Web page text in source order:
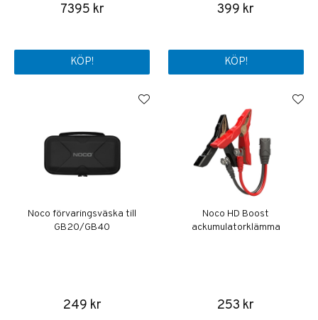
7395 kr
KÖP!
399 kr
KÖP!
Noco förvaringsväska till
GB20/GB40
249 kr
Noco HD Boost
ackumulatorklämma
253 kr